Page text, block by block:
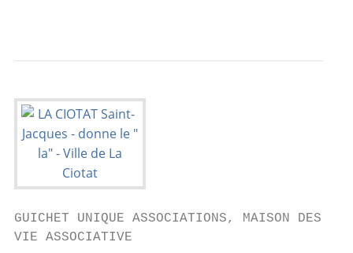
GUICHET UNIQUE ASSOCIATIONS, MAISON DES
VIE ASSOCIATIVE